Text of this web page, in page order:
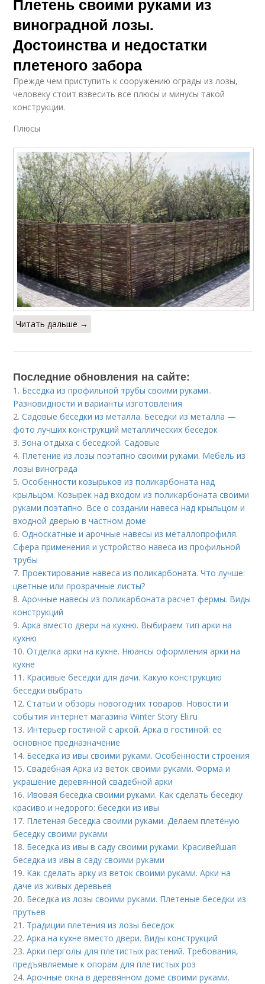
виноградной лозы.
Достоинства и недостатки
плетеного забора
Прежде чем приступить к сооружению ограды из лозы,
человеку стоит взвесить все плюсы и минусы такой
конструкции.
Плюсы
Читать дальше →
Последние обновления на сайте:
1. Беседка из профильной трубы своими руками..
Разновидности и варианты изготовления
2.Садовые беседки из металла. Беседки из металла —
фото лучших конструкций металлических беседок
3.Зона отдыха с беседкой. Садовые
4. Плетение из лозы поэтапно своими руками. Мебель из
лозы винограда
5.Особенности козырьков из поликарбоната над
крыльцом. Козырек над входом из поликарбоната своими
руками поэтапно. Все о создании навеса над крыльцом и
входной дверью в частном доме
6.Односкатные и арочные навесы из металлопрофиля.
Сфера применения и устройство навеса из профильной
трубы
7. Проектирование навеса из поликарбоната. Что лучше:
цветные или прозрачные листы?
8.Арочные навесы из поликарбоната расчет фермы. Виды
конструкций
9.Арка вместо двери на кухню. Выбираем тип арки на
кухню
10.Отделка арки на кухне. Нюансы оформления арки на
кухне
11. Красивые беседки для дачи. Какую конструкцию
беседки выбрать
12.Статьи и обзоры новогодних товаров. Новости и
события интернет магазина Winter Story Eli.ru
13. Интерьер гостиной с аркой. Арка в гостиной: ее
основное предназначение
14. Беседка из ивы своими руками. Особенности строения
15.Свадебная Арка из веток своими руками. Форма и
украшение деревянной свадебной арки
16. Ивовая беседка своими руками. Как сделать беседку
красиво и недорого: беседки из ивы
17. Плетеная беседка своими руками. Делаем плетёную
беседку своими руками
18. Беседка из ивы в саду своими руками. Красивейшая
беседка из ивы в саду своими руками
19. Как сделать арку из веток своими руками. Арки на
даче из живых деревьев
20. Беседка из лозы своими руками. Плетеные беседки из
прутьев
21. Традиции плетения из лозы беседок
22.Арка на кухне вместо двери. Виды конструкций
23.Арки перголы для плетистых растений. Требования,
предъявляемые к опорам для плетистых роз
24.Арочные окна в деревянном доме своими руками.